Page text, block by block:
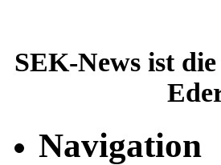
SEK-News ist
Navigation